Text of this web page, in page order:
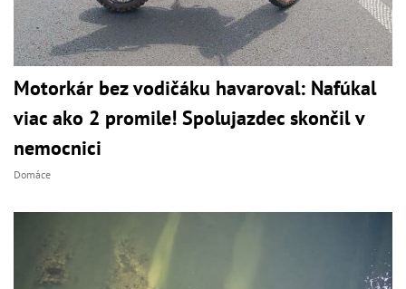
Motorkár bez vodičáku havaroval: Nafúkal
viac ako 2 promile! Spolujazdec skončil v
nemocnici
Domáce